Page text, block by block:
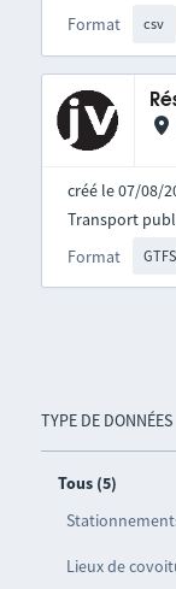
TYPE DE DONNÉES
Tous (5)
Lieux de
Format csv
créé le 07/08/
Format GTFS
Transport